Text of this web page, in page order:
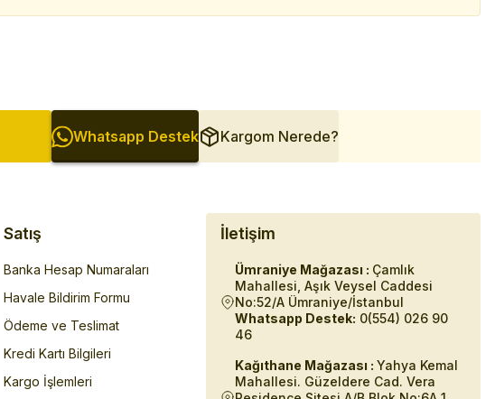
Whatsapp Destek Kargom Nerede?
Satış
Banka Hesap Numaraları
Havale Bildirim Formu
Ödeme ve Teslimat
Kredi Kartı Bilgileri
Kargo İşlemleri
İletişim
Ümraniye Mağazası : Çamlık
Mahallesi, Aşık Veysel Caddesi
No:52/A Ümraniye/İstanbul
Whatsapp Destek: 0(554) 026 90
46
Kağıthane Mağazası : Yahya Kemal
Mahallesi. Güzeldere Cad. Vera